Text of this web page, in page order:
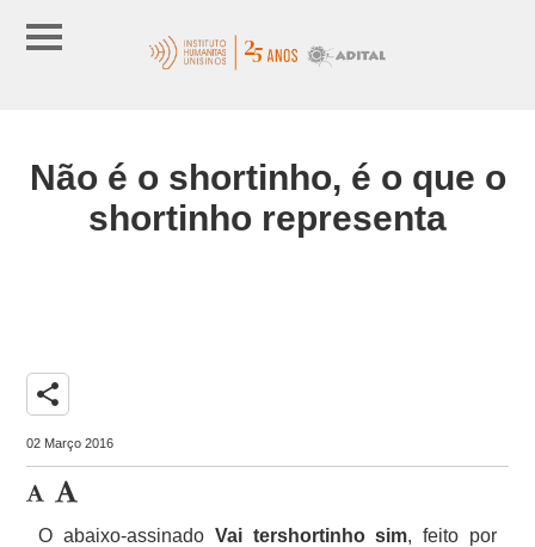
Não é o shortinho, é o que o
shortinho representa
share
02 Março 2016
O abaixo-assinado Vai tershortinho sim, feito por